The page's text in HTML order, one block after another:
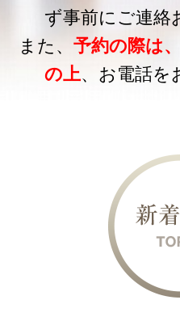
ず事前にご連絡
また、 予約の際は
の上、お電話を